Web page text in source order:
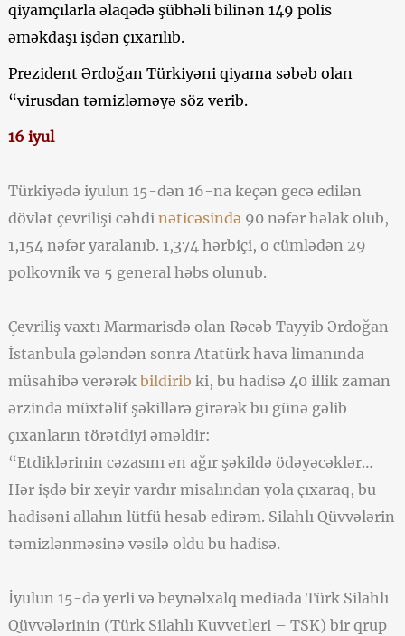
qiyamçılarla əlaqədə şübhəli bilinən 149 polis
əməkdaşı işdən çıxarılıb.
Prezident Ərdoğan Türkiyəni qiyama səbəb olan
“virusdan təmizləməyə söz verib.
16 iyul
Türkiyədə iyulun 15-dən 16-na keçən gecə edilən
dövlət çevrilişi cəhdi nəticəsində 90 nəfər həlak olub,
1,154 nəfər yaralanıb. 1,374 hərbiçi, o cümlədən 29
polkovnik və 5 general həbs olunub.
Çevriliş vaxtı Marmarisdə olan Rəcəb Tayyib Ərdoğan
İstanbula gələndən sonra Atatürk hava limanında
müsahibə verərək bildirib ki, bu hadisə 40 illik zaman
ərzində müxtəlif şəkillərə girərək bu günə gəlib
çıxanların törətdiyi əməldir:
“Etdiklərinin cəzasını ən ağır şəkildə ödəyəcəklər…
Hər işdə bir xeyir vardır misalından yola çıxaraq, bu
hadisəni allahın lütfü hesab edirəm. Silahlı Qüvvələrin
təmizlənməsinə vəsilə oldu bu hadisə.
İyulun 15-də yerli və beynəlxalq mediada Türk Silahlı
Qüvvələrinin (Türk Silahlı Kuvvetleri – TSK) bir qrup